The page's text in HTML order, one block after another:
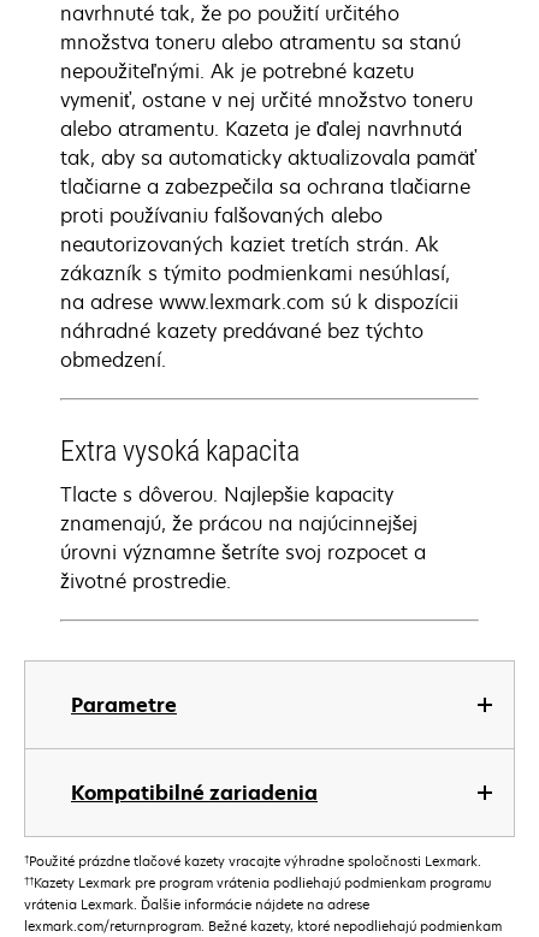
Parametre
Kompatibilné zariadenia
navrhnuté tak, že po použití určitého
množstva toneru alebo atramentu sa stanú
nepoužiteľnými. Ak je potrebné kazetu
vymeniť, ostane v nej určité množstvo toneru
alebo atramentu. Kazeta je ďalej navrhnutá
tak, aby sa automaticky aktualizovala pamäť
tlačiarne a zabezpečila sa ochrana tlačiarne
proti používaniu falšovaných alebo
neautorizovaných kaziet tretích strán. Ak
zákazník s týmito podmienkami nesúhlasí,
na adrese www.lexmark.com sú k dispozícii
náhradné kazety predávané bez týchto
obmedzení.
Extra vysoká kapacita
Tlacte s dôverou. Najlepšie kapacity
znamenajú, že prácou na najúcinnejšej
úrovni významne šetríte svoj rozpocet a
životné prostredie.
†Použité prázdne tlačové kazety vracajte výhradne spoločnosti Lexmark.
††Kazety Lexmark pre program vrátenia podliehajú podmienkam programu
vrátenia Lexmark. Ďalšie informácie nájdete na adrese
lexmark.com/returnprogram. Bežné kazety, ktoré nepodliehajú podmienkam